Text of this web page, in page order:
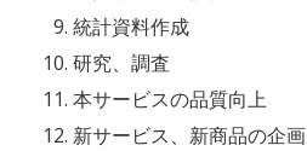
統計資料作成
研究、調査
本サービスの品質向上
新サービス、新商品の企